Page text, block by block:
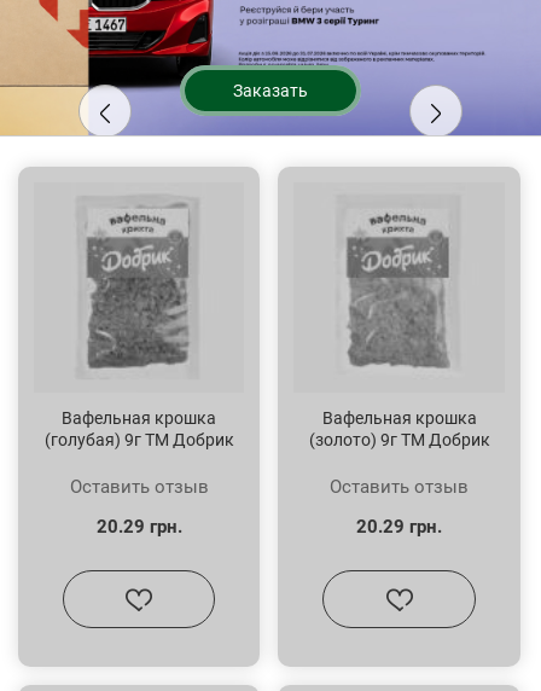
Заказать
Вафельная крошка
(голубая) 9г ТМ Добрик
Оставить отзыв
20.29 грн.
Вафельная крошка
(золото) 9г ТМ Добрик
Оставить отзыв
20.29 грн.